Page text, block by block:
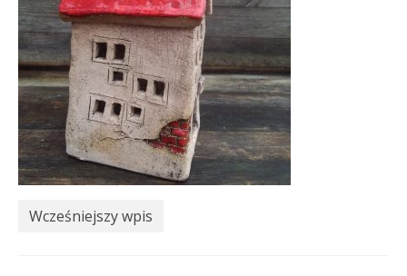
Wcześniejszy wpis